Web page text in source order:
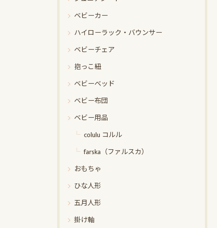
ベビーカー
ハイローラック・バウンサー
ベビーチェア
抱っこ紐
ベビーベッド
ベビー布団
ベビー用品
colulu コルル
farska（ファルスカ）
おもちゃ
ひな人形
五月人形
掛け軸